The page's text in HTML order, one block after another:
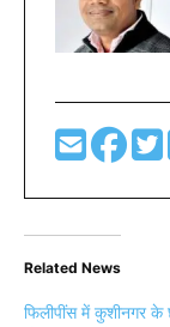
Related News
फिलीपींस में कुशीनगर के